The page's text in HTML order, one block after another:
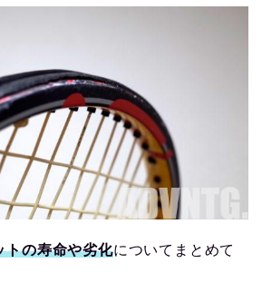
トの寿命や劣化についてまとめて